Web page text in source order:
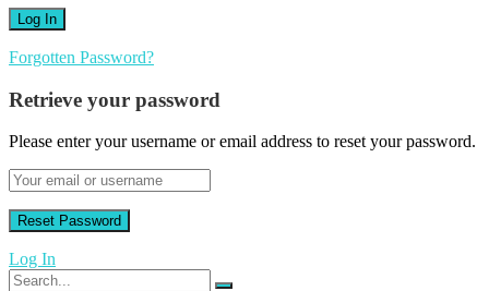
Forgotten Password?
Retrieve your password
Please enter your username or email address to reset your password.
Log In